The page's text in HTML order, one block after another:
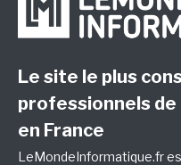
Le site le plus
professionnels de
en France
LeMondeInformatique.fr